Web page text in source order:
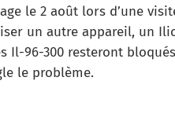
le 2 août lors d’une
un autre appareil, un
96-300 resteront
le problème.